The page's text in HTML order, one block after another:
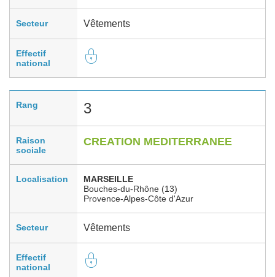
Secteur Vêtements
Effectif
national
Rang 3
Raison
sociale
CREATION MEDITERRANEE
Localisation
MARSEILLE
Bouches-du-Rhône (13)
Provence-Alpes-Côte d'Azur
Secteur Vêtements
Effectif
national